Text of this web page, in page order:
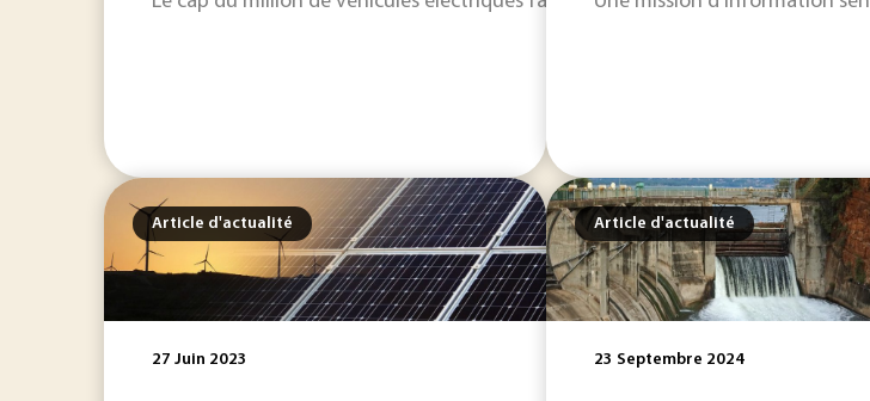
Article d'actualité
27 Juin 2023
Article d'actualité
23 Septembre 2024